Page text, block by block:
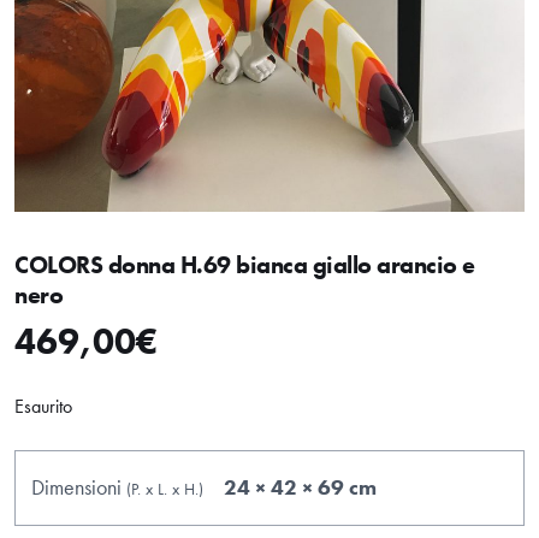
COLORS donna H.69 bianca giallo arancio e
nero
469,00€
Esaurito
Dimensioni (P. x L. x H. ) 24 × 42 × 69 cm